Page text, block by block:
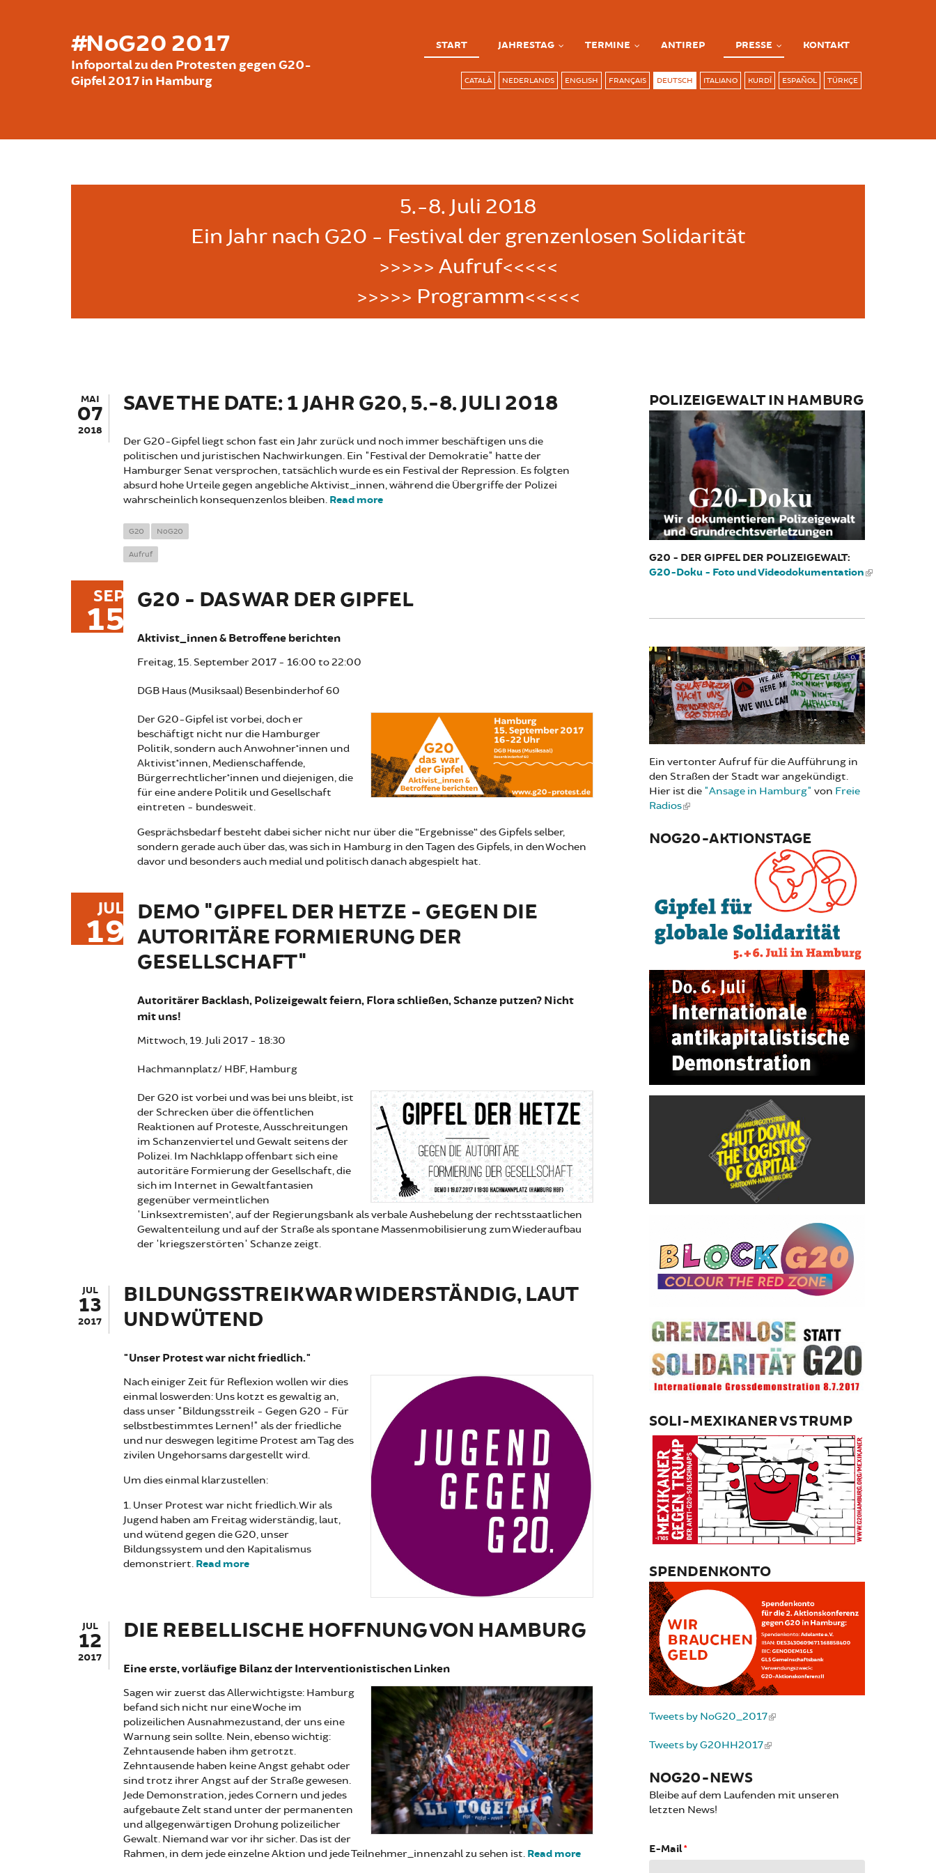
#NoG20 2017
Infoportal zu den Protesten gegen G20-
Gipfel 2017 in Hamburg
START JAHRESTAG TERMINE ANTIREP PRESSE KONTAKT
CATALÀ NEDERLANDS ENGLISH FRANÇAIS DEUTSCH ITALIANO KURDÎ ESPAÑOL TÜRKÇE
5.-8. Juli 2018
Ein Jahr nach G20 - Festival der grenzenlosen Solidarität
>>>>> Aufruf<<<<<
>>>>> Programm<<<<<
MAI
07
2018
SAVE THE DATE: 1 JAHR G20, 5.-8. JULI 2018
Der G20-Gipfel liegt schon fast ein Jahr zurück und noch immer beschäftigen uns die
politischen und juristischen Nachwirkungen. Ein "Festival der Demokratie" hatte der
Hamburger Senat versprochen, tatsächlich wurde es ein Festival der Repression. Es folgten
absurd hohe Urteile gegen angebliche Aktivist_innen, während die Übergriffe der Polizei
wahrscheinlich konsequenzenlos bleiben. Read more
G20 NoG20
Aufruf
SEP
15 G20 - DAS WAR DER GIPFEL
Aktivist_innen & Betroffene berichten
Freitag, 15. September 2017 - 16:00 to22:00
DGB Haus (Musiksaal) Besenbinderhof 60
Der G20-Gipfel ist vorbei, doch er
beschäftigt nicht nur die Hamburger
Politik, sondern auch Anwohner*innen und
Aktivist*innen, Medienschaffende,
Bürgerrechtlicher*innen und diejenigen, die
für eine andere Politik und Gesellschaft
eintreten - bundesweit.
Gesprächsbedarf besteht dabei sicher nicht nur über die “Ergebnisse“ des Gipfels selber,
sondern gerade auch über das, was sich in Hamburg in den Tagen des Gipfels, in den Wochen
davor und besonders auch medial und politisch danach abgespielt hat.
JUL
19 DEMO "GIPFEL DER HETZE - GEGEN DIE
AUTORITÄRE FORMIERUNG DER
GESELLSCHAFT"
Autoritärer Backlash, Polizeigewalt feiern, Flora schließen, Schanze putzen? Nicht
mit uns!
Mittwoch, 19. Juli 2017 - 18:30
Hachmannplatz/ HBF, Hamburg
Der G20 ist vorbei und was bei uns bleibt, ist
der Schrecken über die öffentlichen
Reaktionen auf Proteste, Ausschreitungen
im Schanzenviertel und Gewalt seitens der
Polizei. Im Nachklapp offenbart sich eine
autoritäre Formierung der Gesellschaft, die
sich im Internet in Gewaltfantasien
gegenüber vermeintlichen
'Linksextremisten‘, auf der Regierungsbank als verbale Aushebelung der rechtsstaatlichen
Gewaltenteilung und auf der Straße als spontane Massenmobilisierung zum Wiederaufbau
der 'kriegszerstörten' Schanze zeigt.
JUL
13
2017
BILDUNGSSTREIK WAR WIDERSTÄNDIG, LAUT
UND WÜTEND
"Unser Protest war nicht friedlich."
Nach einiger Zeit für Reflexion wollen wir dies
einmal loswerden: Uns kotzt es gewaltig an,
dass unser "Bildungsstreik - Gegen G20 - Für
selbstbestimmtes Lernen!" als der friedliche
und nur deswegen legitime Protest am Tag des
zivilen Ungehorsams dargestellt wird.
Um dies einmal klarzustellen:
1. Unser Protest war nicht friedlich. Wir als
Jugend haben am Freitag widerständig, laut,
und wütend gegen die G20, unser
Bildungssystem und den Kapitalismus
demonstriert. Read more about Bildungsstreik war widerständig, laut und wütend
JUL
12
2017
DIE REBELLISCHE HOFFNUNG VON HAMBURG
Eine erste, vorläufige Bilanz der Interventionistischen Linken
Sagen wir zuerst das Allerwichtigste: Hamburg
befand sich nicht nur eine Woche im
polizeilichen Ausnahmezustand, der uns eine
Warnung sein sollte. Nein, ebenso wichtig:
Zehntausende haben ihm getrotzt.
Zehntausende haben keine Angst gehabt oder
sind trotz ihrer Angst auf der Straße gewesen.
Jede Demonstration, jedes Cornern und jedes
aufgebaute Zelt stand unter der permanenten
und allgegenwärtigen Drohung polizeilicher
Gewalt. Niemand war vor ihr sicher. Das ist der
Rahmen, in dem jede einzelne Aktion und jede Teilnehmer_innenzahl zu sehen ist. Read more
POLIZEIGEWALT IN HAMBURG
G20 - DER GIPFEL DER POLIZEIGEWALT:
G20-Doku - Foto und Videodokumentation
Ein vertonter Aufruf für die Aufführung in
den Straßen der Stadt war angekündigt.
Hier ist die "Ansage in Hamburg" von Freie
Radios
NOG20-AKTIONSTAGE
SOLI-MEXIKANER VS TRUMP
SPENDENKONTO
Tweets by NoG20_2017
Tweets by G20HH2017
NOG20-NEWS
Bleibe auf dem Laufenden mit unseren
letzten News!
E-Mail*